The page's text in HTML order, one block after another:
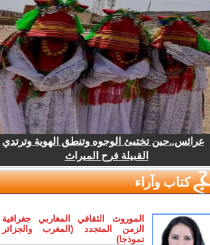
عرائس..حين تختبئ الوجوه وتنطق الهوية وترتدي
القبيلة فرح الميراث
كتاب وآراء
الموروث الثقافي المغاربي جغرافية
الزمن المتجدد (المغرب والجزائر
نموذجا)